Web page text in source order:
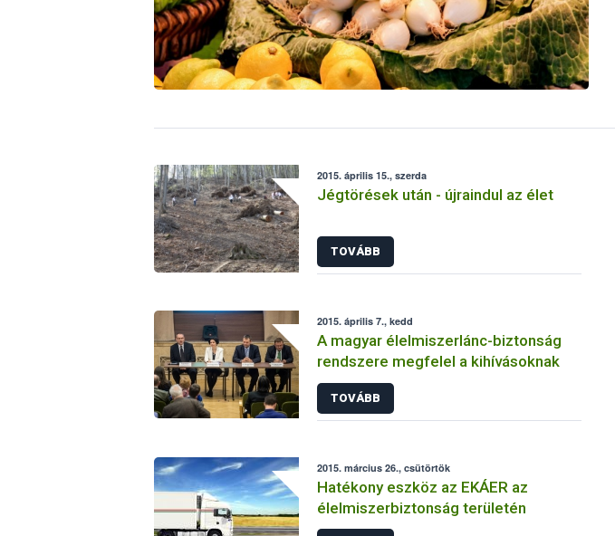
2015. április 15., szerda
Jégtörések után - újraindul az élet
TOVÁBB
2015. április 7., kedd
A magyar élelmiszerlánc-biztonság
rendszere megfelel a kihívásoknak
TOVÁBB
2015. március 26., csütörtök
Hatékony eszköz az EKÁER az
élelmiszerbiztonság területén